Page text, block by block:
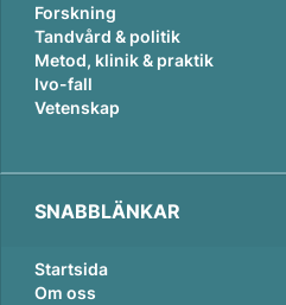
Forskning
Tandvård & politik
Metod, klinik & praktik
Ivo-fall
Vetenskap
SNABBLÄNKAR
Startsida
Om oss